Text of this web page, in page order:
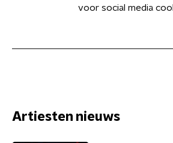
voor social media
Artiesten nieuws